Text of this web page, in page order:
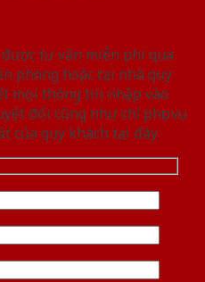
tư vấn miễn phí qua
phòng hoặc tại nhà quý
mọi thông tin nhập vào
đối cũng như chỉ phục vụ
của quý khách tại đây.